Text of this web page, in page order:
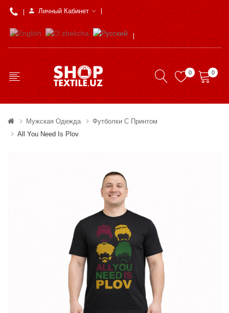
Личный Кабинет
0 0
Мужская Одежда
Футболки С Принтом
All You Need Is Plov